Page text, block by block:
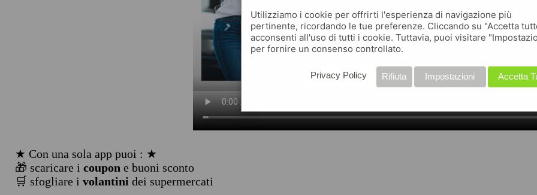
★ Con una sola app puoi : ★
🎁 scaricare i coupon e buoni sconto
🛒 sfogliare i volantini dei supermercati
Utilizziamo i cookie per offrirti l'esperienza di navigazione più
pertinente, ricordando le tue preferenze. Cliccando su "Accetta
acconsenti all'uso di tutti i cookie. Tuttavia, puoi visitare
per fornire un consenso controllato.
Accetta
Impostazioni
Rifiuta
Privacy Policy